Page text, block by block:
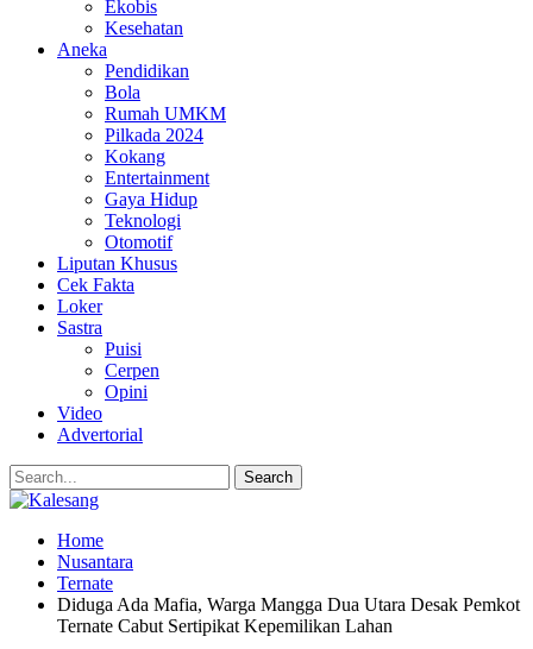
Ekobis
Kesehatan
Aneka
Pendidikan
Bola
Rumah UMKM
Pilkada 2024
Kokang
Entertainment
Gaya Hidup
Teknologi
Otomotif
Liputan Khusus
Cek Fakta
Loker
Sastra
Puisi
Cerpen
Opini
Video
Advertorial
Home
Nusantara
Ternate
Diduga Ada Mafia, Warga Mangga Dua Utara Desak Pemkot
Ternate Cabut Sertipikat Kepemilikan Lahan